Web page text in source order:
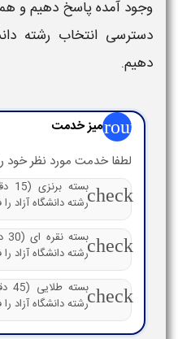
وجود آمده پاسخ دهیم و
دسترسی انتخاب رشته
دهیم.
groupمیز خدمت
لطفا خدمت مورد نظر خود
checkرشته دانشگاه آزاد
checkرشته دانشگاه آزاد
checkرشته دانشگاه آزاد